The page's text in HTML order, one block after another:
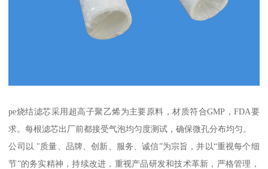
pe烧结滤芯采用超高子聚乙烯为主要原料，材质符合GMP，FDA要
求。每根滤芯出厂前都接受气泡均匀度测试，确保微孔分布均匀。
公司以 "质量、品牌、创新、服务、诚信”为宗旨，并以“重视每个细
节”的务实精神，持续改进，重视产品研发和技术革新，严格管理，